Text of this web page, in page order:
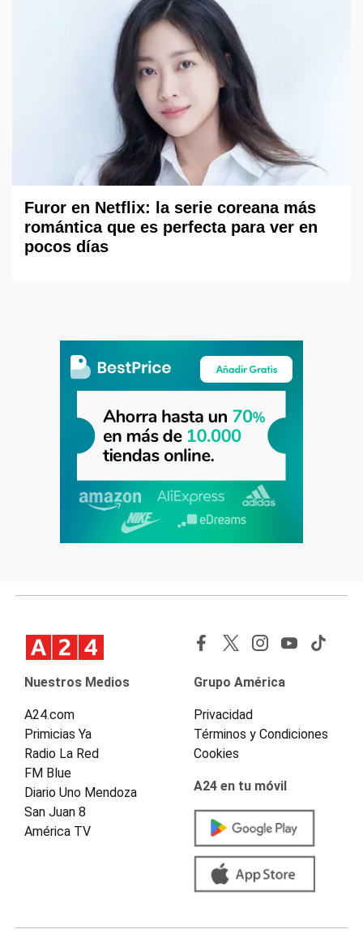
Furor en Netflix: la serie coreana más
romántica que es perfecta para ver en
pocos días
Nuestros Medios
A24.com
Primicias Ya
Radio La Red
FM Blue
Diario Uno Mendoza
San Juan 8
América TV
Grupo América
Privacidad
Términos y Condiciones
Cookies
A24 en tu móvil